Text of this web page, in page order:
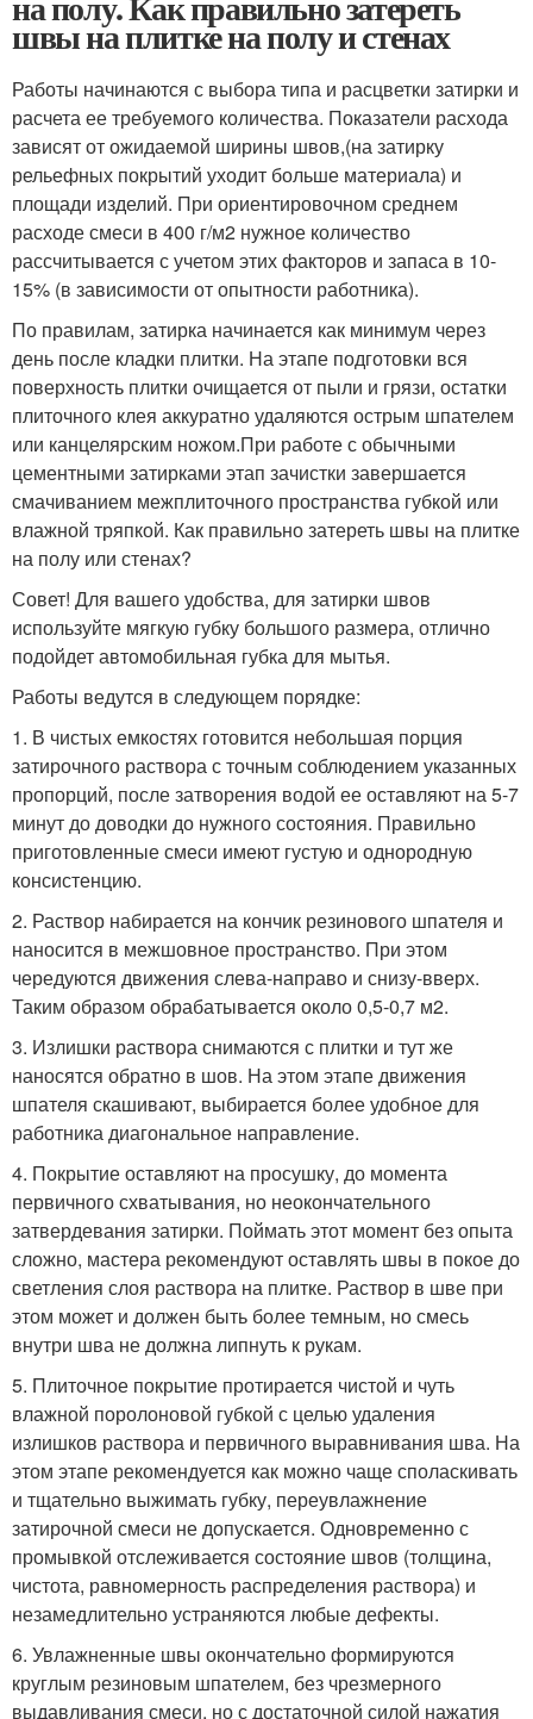
швы на плитке на полу и стенах
Работы начинаются с выбора типа и расцветки затирки и
расчета ее требуемого количества. Показатели расхода
зависят от ожидаемой ширины швов,(на затирку
рельефных покрытий уходит больше материала) и
площади изделий. При ориентировочном среднем
расходе смеси в 400 г/м2 нужное количество
рассчитывается с учетом этих факторов и запаса в 10-
15% (в зависимости от опытности работника).
По правилам, затирка начинается как минимум через
день после кладки плитки. На этапе подготовки вся
поверхность плитки очищается от пыли и грязи, остатки
плиточного клея аккуратно удаляются острым шпателем
или канцелярским ножом.При работе с обычными
цементными затирками этап зачистки завершается
смачиванием межплиточного пространства губкой или
влажной тряпкой. Как правильно затереть швы на плитке
на полу или стенах?
Совет! Для вашего удобства, для затирки швов
используйте мягкую губку большого размера, отлично
подойдет автомобильная губка для мытья.
Работы ведутся в следующем порядке:
1. В чистых емкостях готовится небольшая порция
затирочного раствора с точным соблюдением указанных
пропорций, после затворения водой ее оставляют на 5-7
минут до доводки до нужного состояния. Правильно
приготовленные смеси имеют густую и однородную
консистенцию.
2. Раствор набирается на кончик резинового шпателя и
наносится в межшовное пространство. При этом
чередуются движения слева-направо и снизу-вверх.
Таким образом обрабатывается около 0,5-0,7 м2.
3. Излишки раствора снимаются с плитки и тут же
наносятся обратно в шов. На этом этапе движения
шпателя скашивают, выбирается более удобное для
работника диагональное направление.
4. Покрытие оставляют на просушку, до момента
первичного схватывания, но неокончательного
затвердевания затирки. Поймать этот момент без опыта
сложно, мастера рекомендуют оставлять швы в покое до
светления слоя раствора на плитке. Раствор в шве при
этом может и должен быть более темным, но смесь
внутри шва не должна липнуть к рукам.
5. Плиточное покрытие протирается чистой и чуть
влажной поролоновой губкой с целью удаления
излишков раствора и первичного выравнивания шва. На
этом этапе рекомендуется как можно чаще споласкивать
и тщательно выжимать губку, переувлажнение
затирочной смеси не допускается. Одновременно с
промывкой отслеживается состояние швов (толщина,
чистота, равномерность распределения раствора) и
незамедлительно устраняются любые дефекты.
6. Увлажненные швы окончательно формируются
круглым резиновым шпателем, без чрезмерного
выдавливания смеси, но с достаточной силой нажатия